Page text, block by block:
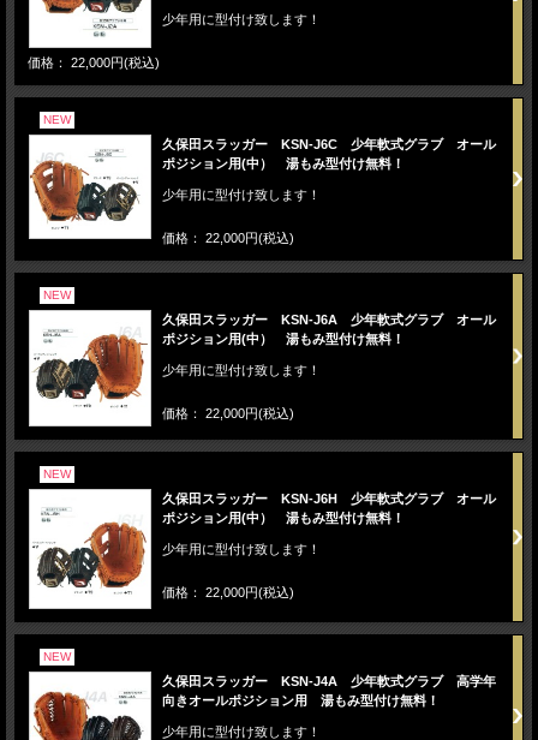
少年用に型付け致します！
価格： 22,000円(税込)
NEW
久保田スラッガー KSN-J6C 少年軟式グラブ オール
ポジション用(中） 湯もみ型付け無料！
少年用に型付け致します！
価格： 22,000円(税込)
NEW
久保田スラッガー KSN-J6A 少年軟式グラブ オール
ポジション用(中） 湯もみ型付け無料！
少年用に型付け致します！
価格： 22,000円(税込)
NEW
久保田スラッガー KSN-J6H 少年軟式グラブ オール
ポジション用(中） 湯もみ型付け無料！
少年用に型付け致します！
価格： 22,000円(税込)
NEW
久保田スラッガー KSN-J4A 少年軟式グラブ 高学年
向きオールポジション用 湯もみ型付け無料！
少年用に型付け致します！